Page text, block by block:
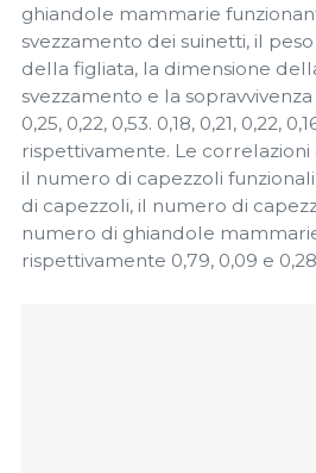
ghiandole mammarie
svezzamento dei suinetti, il
della figliata, la dimensione
svezzamento e la
0,25, 0,22, 0,53. 0,18, 0,21, 0,22,
rispettivamente. Le
il numero di capezzoli
di capezzoli, il numero di
numero di ghiandole
rispettivamente 0,79, 0,09 e